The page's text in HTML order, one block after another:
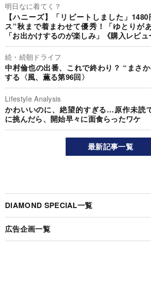
明日なに着てく？
【ハニーズ】「リピートしました」
ス”秋まで着まわせて優秀！「ゆとりが
「お出かけするのが楽しみ」《購入レビュ
続・続朝ドライフ
中村倫也の出番、これで終わり？ “まさ
する〈風、薫る第96回〉
Lifestyle Analysis
かわいいのに、絶望的すぎる…原作未読
に挑んだら、開始早々に面食らったワケ
最新記事一覧
DIAMOND SPECIAL一覧
広告企画一覧